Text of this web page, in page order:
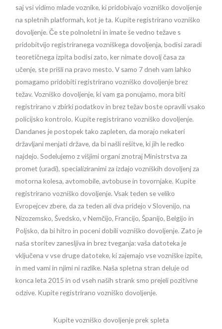
saj vsi vidimo mlade voznike, ki pridobivajo vozniško dovoljenje
na spletnih platformah, kot je ta. Kupite registrirano vozniško
dovoljenje. Če ste polnoletni in imate še vedno težave s
pridobitvijo registriranega vozniškega dovoljenja, bodisi zaradi
teoretičnega izpita bodisi zato, ker nimate dovolj časa za
učenje, ste prišli na pravo mesto. V samo 7 dneh vam lahko
pomagamo pridobiti registrirano vozniško dovoljenje brez
težav. Vozniško dovoljenje, ki vam ga ponujamo, mora biti
registrirano v zbirki podatkov in brez težav boste opravili vsako
policijsko kontrolo. Kupite registrirano vozniško dovoljenje.
Dandanes je postopek tako zapleten, da morajo nekateri
državljani menjati države, da bi našli rešitve, ki jih le redko
najdejo. Sodelujemo z višjimi organi znotraj Ministrstva za
promet (uradi), specializiranimi za izdajo vozniških dovoljenj za
motorna kolesa, avtomobile, avtobuse in tovornjake. Kupite
registrirano vozniško dovoljenje. Vsak teden se veliko
Evropejcev zbere, da za teden ali dva pridejo v Slovenijo, na
Nizozemsko, Švedsko, v Nemčijo, Francijo, Španijo, Belgijo in
Poljsko, da bi hitro in poceni dobili vozniško dovoljenje. Zato je
naša storitev zanesljiva in brez tveganja: vaša datoteka je
vključena v vse druge datoteke, ki zajemajo vse vozniške izpite,
in med vami in njimi ni razlike. Naša spletna stran deluje od
konca leta 2015 in od vseh naših strank smo prejeli pozitivne
odzive. Kupite registrirano vozniško dovoljenje.
Kupite vozniško dovoljenje prek spleta